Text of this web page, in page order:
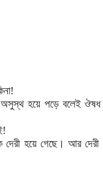
অসুস্থ হয়ে পড়ে বলেই
হয়ে গেছে। আর দেরী